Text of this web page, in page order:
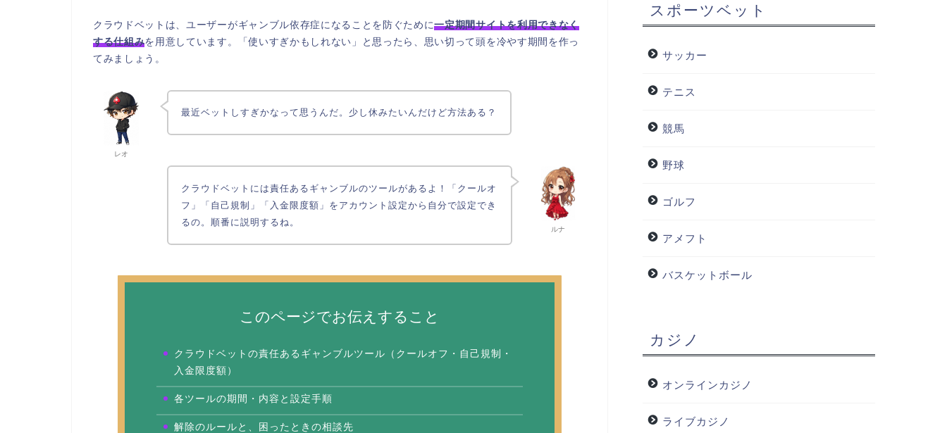
クラウドベットは、ユーザーがギャンブル依存症になることを防ぐために一定期間サイトを利用できなく
する仕組みを用意しています。「使いすぎかもしれない」と思ったら、思い切って頭を冷やす期間を作っ
てみましょう。
レオ
最近ベットしすぎかなって思うんだ。少し休みたいんだけど方法ある？
ルナ
クラウドベットには責任あるギャンブルのツールがあるよ！「クールオ
フ」「自己規制」「入金限度額」をアカウント設定から自分で設定でき
るの。順番に説明するね。
このページでお伝えすること
クラウドベットの責任あるギャンブルツール（クールオフ・自己規制・
入金限度額）
各ツールの期間・内容と設定手順
解除のルールと、困ったときの相談先
スポーツベット
サッカー
テニス
競馬
野球
ゴルフ
アメフト
バスケットボール
カジノ
オンラインカジノ
ライブカジノ